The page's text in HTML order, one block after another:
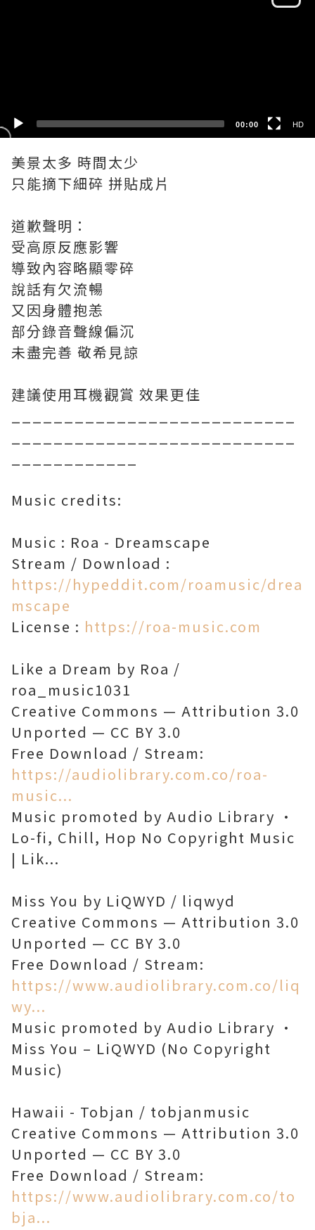
00:00 HD
美景太多 時間太少
只能摘下細碎 拼貼成片
道歉聲明：
受高原反應影響
導致內容略顯零碎
說話有欠流暢
又因身體抱恙
部分錄音聲線偏沉
未盡完善 敬希見諒
建議使用耳機觀賞 效果更佳
Music credits:
Music : Roa - Dreamscape
Stream / Download :
https://hypeddit.com/roamusic/drea
mscape
License : https://roa-music.com
Like a Dream by Roa /
roa_music1031
Creative Commons — Attribution 3.0
Unported — CC BY 3.0
Free Download / Stream:
https://audiolibrary.com.co/roa-
music...
Music promoted by Audio Library •
Lo-fi, Chill, Hop No Copyright Music
| Lik...
Miss You by LiQWYD / liqwyd
Creative Commons — Attribution 3.0
Unported — CC BY 3.0
Free Download / Stream:
https://www.audiolibrary.com.co/liq
wy...
Music promoted by Audio Library •
Miss You – LiQWYD (No Copyright
Music)
Hawaii - Tobjan / tobjanmusic
Creative Commons — Attribution 3.0
Unported — CC BY 3.0
Free Download / Stream:
https://www.audiolibrary.com.co/to
bja...